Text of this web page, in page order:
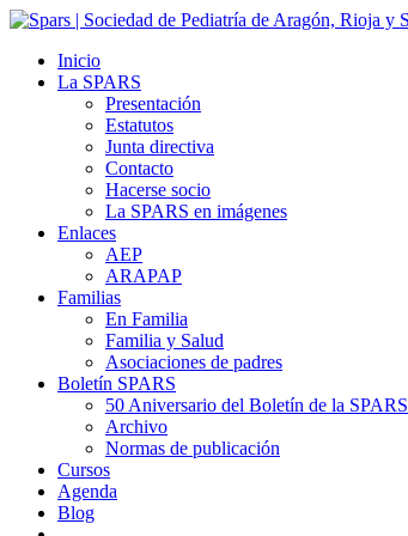
Inicio
La SPARS
Presentación
Estatutos
Junta directiva
Contacto
Hacerse socio
La SPARS en imágenes
Enlaces
AEP
ARAPAP
Familias
En Familia
Familia y Salud
Asociaciones de padres
Boletín SPARS
50 Aniversario del Boletín de la SPARS
Archivo
Normas de publicación
Cursos
Agenda
Blog